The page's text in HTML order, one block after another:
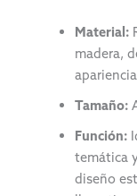
Material:
madera,
Tamaño:
Función:
temática
diseño